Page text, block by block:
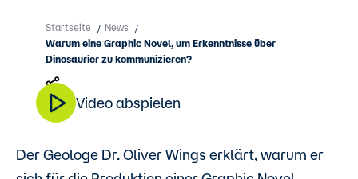
Startseite / News /
Warum eine Graphic Novel, um Erkenntnisse über
Dinosaurier zu kommunizieren?
Video abspielen
Der Geologe Dr. Oliver Wings erklärt, warum er